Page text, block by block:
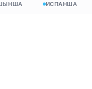
ИСПАНША